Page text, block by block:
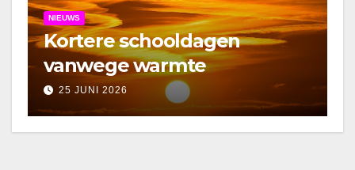
NIEUWS
Kortere schooldagen
vanwege warmte
25 JUNI 2026